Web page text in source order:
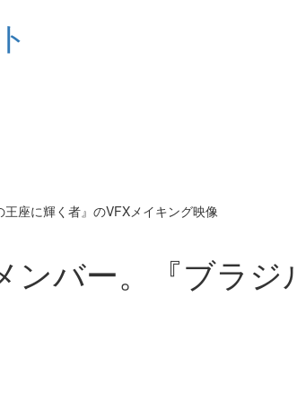
座に輝く者』のVFXメイキング映像
バー。『ブラジ